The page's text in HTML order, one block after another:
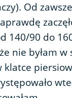
Od
140/90 do
nie byłam
klatce